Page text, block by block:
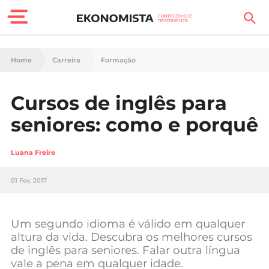
Finanças Pessoais
Carreira
Tecnologia
Negócios
Home Carreira Formação
Cursos de inglês para
seniores: como e porquê
Luana Freire
01 Fev, 2017
Um segundo idioma é válido em qualquer
altura da vida. Descubra os melhores cursos
de inglês para seniores. Falar outra língua
vale a pena em qualquer idade.